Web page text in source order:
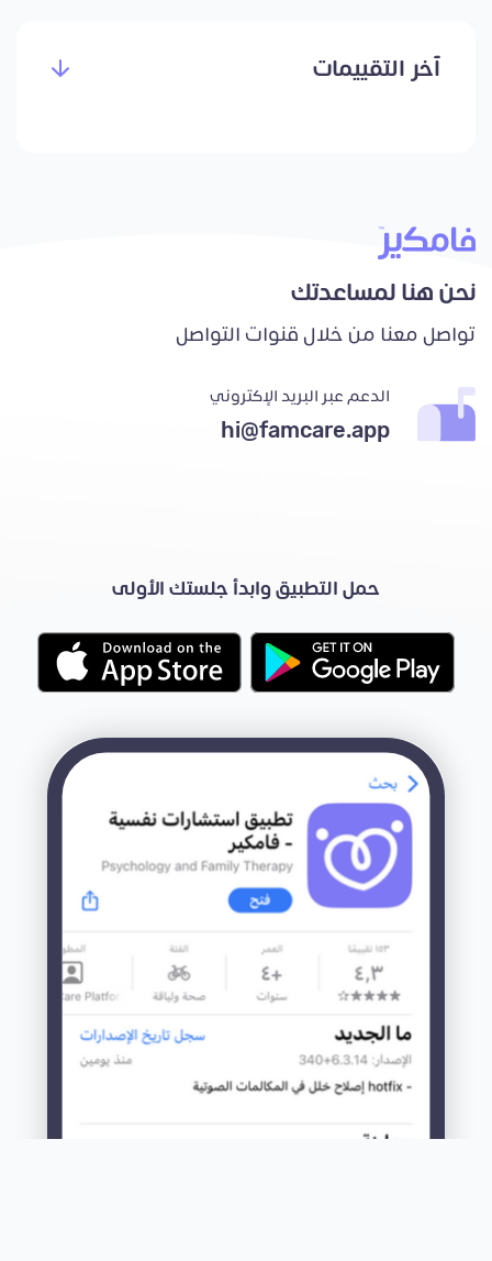
آخر التقييمات
نحن هنا لمساعدتك
تواصل معنا من خلال قنوات التواصل
الدعم عبر البريد الإكتروني
hi@famcare.app
حمل التطبيق وابدأ جلستك الأولى